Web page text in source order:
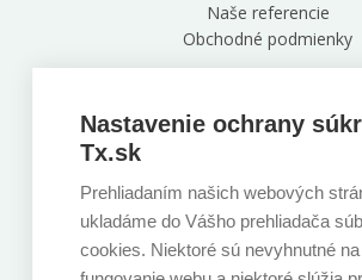
Naše referencie
Obchodné podmienky
Zelinárska 6, Bratislava,
Sledujte nás
Nastavenie ochrany
Tx.sk
Prehliadaním našich webových
ukladáme do Vášho prehliadača
cookies. Niektoré sú nevyhnutné